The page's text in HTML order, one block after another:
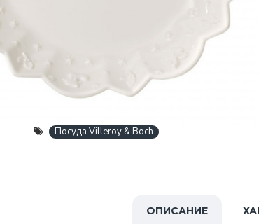
Посуда Villeroy & Boch
ОПИСАНИЕ